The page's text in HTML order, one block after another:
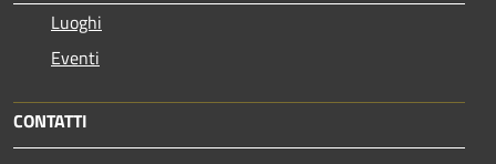
Luoghi
Eventi
CONTATTI